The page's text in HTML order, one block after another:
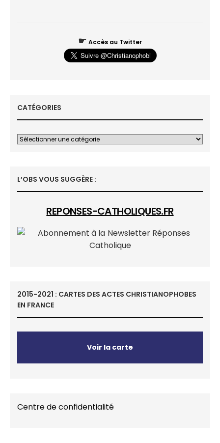
☛ Accès au Twitter
CATÉGORIES
L’OBS VOUS SUGGÈRE :
REPONSES-CATHOLIQUES.FR
2015-2021 : CARTES DES ACTES CHRISTIANOPHOBES
EN FRANCE
Voir la carte
Centre de confidentialité